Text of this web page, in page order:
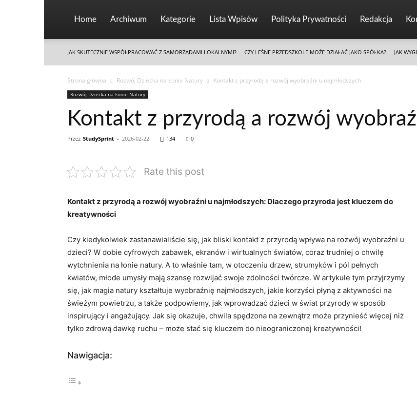
Home Archiwum Kategorie Lista Wpisów Polityka Prywatności Redakcja
JAK SKUTECZNIE WSPÓŁPRACOWAĆ Z SAMORZĄDAMI LOKALNYMI? CZY LEŚNE PRZEDSZKOLE MOŻE DZIAŁAĆ JAKO SPÓŁKA? JAK
Strona główna Rozwój Dziecka na Łonie Natury Kontakt z przyrodą a rozwój wyobraźni u najmłodszych
Rozwój Dziecka na Łonie Natury
Kontakt z przyrodą a rozwój
Przez StudySprint - 2026-02-22 134 0
Rate this post
Kontakt z przyrodą a rozwój wyobraźni u najmłodszych: Dlaczego przyroda jest kluczem do
kreatywności
Czy kiedykolwiek zastanawialiście się, jak bliski kontakt z przyrodą wpływa na rozwój wyobraźni u
dzieci? W dobie cyfrowych zabawek, ekranów i wirtualnych światów, coraz trudniej o chwilę
wytchnienia na łonie natury. A to właśnie tam, w otoczeniu drzew, strumyków i pól pełnych
kwiatów, młode umysły mają szansę rozwijać swoje zdolności twórcze. W artykule tym przyjrzymy
się, jak magia natury kształtuje wyobraźnię najmłodszych, jakie korzyści płyną z aktywności na
świeżym powietrzu, a także podpowiemy, jak wprowadzać dzieci w świat przyrody w sposób
inspirujący i angażujący. Jak się okazuje, chwila spędzona na zewnątrz może przynieść więcej niż
tylko zdrową dawkę ruchu – może stać się kluczem do nieograniczonej kreatywności!
Nawigacja: